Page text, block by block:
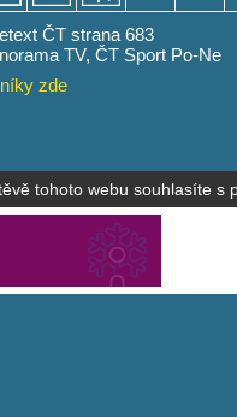
ČT strana 683
TV, ČT Sport Po-Ne
zde
tohoto webu souhlasíte